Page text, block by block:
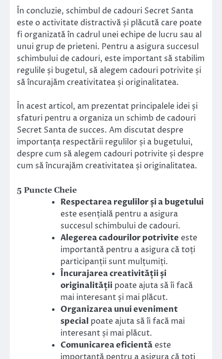
În concluzie, schimbul de cadouri Secret Santa
este o activitate distractivă și plăcută care poate
fi organizată în cadrul unei echipe de lucru sau al
unui grup de prieteni. Pentru a asigura succesul
schimbului de cadouri, este important să stabilim
regulile și bugetul, să alegem cadouri potrivite și
să încurajăm creativitatea și originalitatea.
În acest articol, am prezentat principalele idei și
sfaturi pentru a organiza un schimb de cadouri
Secret Santa de succes. Am discutat despre
importanța respectării regulilor și a bugetului,
despre cum să alegem cadouri potrivite și despre
cum să încurajăm creativitatea și originalitatea.
5 Puncte Cheie
Respectarea regulilor și a bugetului
este esențială pentru a asigura
succesul schimbului de cadouri.
Alegerea cadourilor potrivite este
importantă pentru a asigura că toți
participanții sunt mulțumiți.
Încurajarea creativității și
originalității poate ajuta să îi facă
mai interesant și mai plăcut.
Organizarea unui eveniment
special poate ajuta să îi facă mai
interesant și mai plăcut.
Comunicarea eficientă este
importantă pentru a asigura că toți